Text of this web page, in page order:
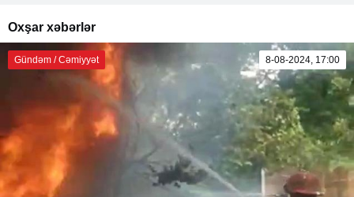
Oxşar xəbərlər
Gündəm / Cəmiyyət 8-08-2024, 17:00